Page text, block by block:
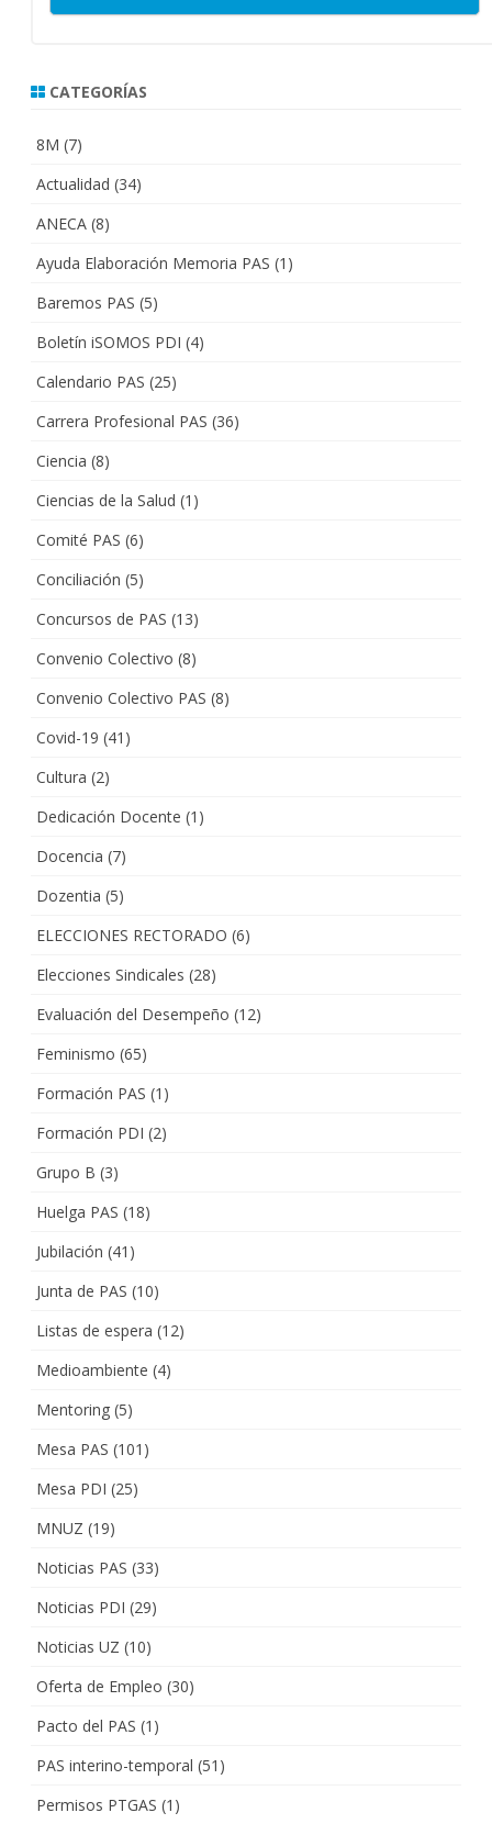
CATEGORÍAS
8M (7)
Actualidad (34)
ANECA (8)
Ayuda Elaboración Memoria PAS (1)
Baremos PAS (5)
Boletín iSOMOS PDI (4)
Calendario PAS (25)
Carrera Profesional PAS (36)
Ciencia (8)
Ciencias de la Salud (1)
Comité PAS (6)
Conciliación (5)
Concursos de PAS (13)
Convenio Colectivo (8)
Convenio Colectivo PAS (8)
Covid-19 (41)
Cultura (2)
Dedicación Docente (1)
Docencia (7)
Dozentia (5)
ELECCIONES RECTORADO (6)
Elecciones Sindicales (28)
Evaluación del Desempeño (12)
Feminismo (65)
Formación PAS (1)
Formación PDI (2)
Grupo B (3)
Huelga PAS (18)
Jubilación (41)
Junta de PAS (10)
Listas de espera (12)
Medioambiente (4)
Mentoring (5)
Mesa PAS (101)
Mesa PDI (25)
MNUZ (19)
Noticias PAS (33)
Noticias PDI (29)
Noticias UZ (10)
Oferta de Empleo (30)
Pacto del PAS (1)
PAS interino-temporal (51)
Permisos PTGAS (1)